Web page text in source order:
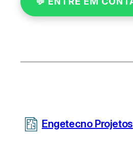
Engetecno Projetos